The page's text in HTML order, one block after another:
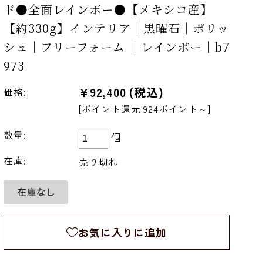
ド●全面レインボー●【メキシコ産】
【約330g】インテリア｜黒曜石｜ポリッ
シュ｜フリーフォーム ｜レインボー｜b7
973
価格: ¥92,400 (税込)
[ポイント還元 924ポイント～]
数量:
個
在庫:
売り切れ
お気に入りに追加